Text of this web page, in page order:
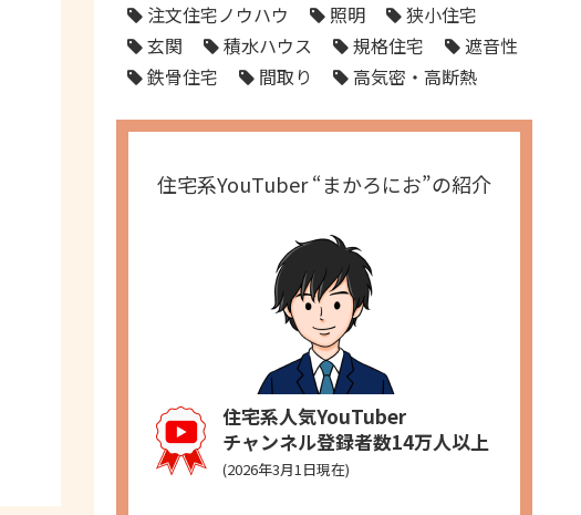
注文住宅ノウハウ
照明
狭小住宅
玄関
積水ハウス 規格住宅
遮音性
鉄骨住宅
間取り 高気密・高断熱
住宅系YouTuber “まかろにお”の紹介
住宅系人気YouTuber
チャンネル登録者数14万人以上
(2026年3月1日現在)